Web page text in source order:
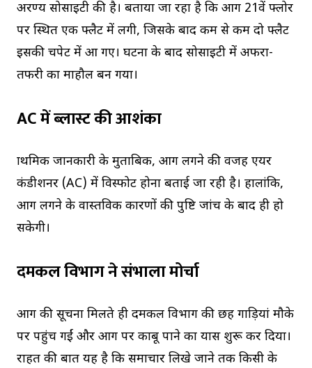
अरण्य सोसाइटी की है। बताया जा रहा है कि आग 21वें फ्लोर
पर स्थित एक फ्लैट में लगी, जिसके बाद कम से कम दो फ्लैट
इसकी चपेट में आ गए। घटना के बाद सोसाइटी में अफरा-
तफरी का माहौल बन गया।
AC में ब्लास्ट की आशंका
प्राथमिक जानकारी के मुताबिक, आग लगने की वजह एयर
कंडीशनर (AC) में विस्फोट होना बताई जा रही है। हालांकि,
आग लगने के वास्तविक कारणों की पुष्टि जांच के बाद ही हो
सकेगी।
दमकल विभाग ने संभाला मोर्चा
आग की सूचना मिलते ही दमकल विभाग की छह गाड़ियां मौके
पर पहुंच गईं और आग पर काबू पाने का प्रयास शुरू कर दिया।
राहत की बात यह है कि समाचार लिखे जाने तक किसी के